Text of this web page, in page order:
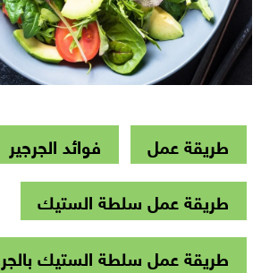
طريقة عمل
فوائد الجرجير
طريقة عمل سلطة الستيك
طريقة عمل سلطة الستيك